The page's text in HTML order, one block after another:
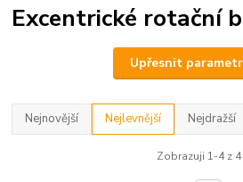
Excentrické rotační
Upřesnit
Nejnovější Nejlevnější Nejdražší
Zobrazuji 1-4 z 4